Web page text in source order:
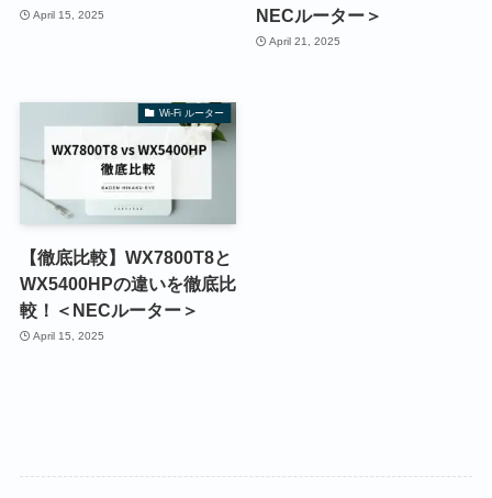
April 15, 2025
NECルーター＞
April 21, 2025
Wi-Fi ルーター
【徹底比較】WX7800T8と
WX5400HPの違いを徹底比
較！＜NECルーター＞
April 15, 2025